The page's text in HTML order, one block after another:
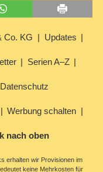
Co. KG Updates
Serien A–Z
Datenschutz
Werbung schalten
nach oben
erhalten wir Provisionen im
keine Mehrkosten für